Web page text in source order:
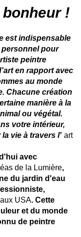
!
est indispensable
pour
peintre
en rapport avec
au monde
Chacune création
manière à la
ou végétal.
votre intérieur,
vie à travers l' art
avec
de la Lumière,
du jardin d'eau
USA. Cette
et du monde
de peintre